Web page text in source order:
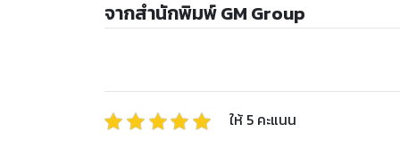
จากสำนักพิมพ์ GM Group
ให้ 5 คะแนน